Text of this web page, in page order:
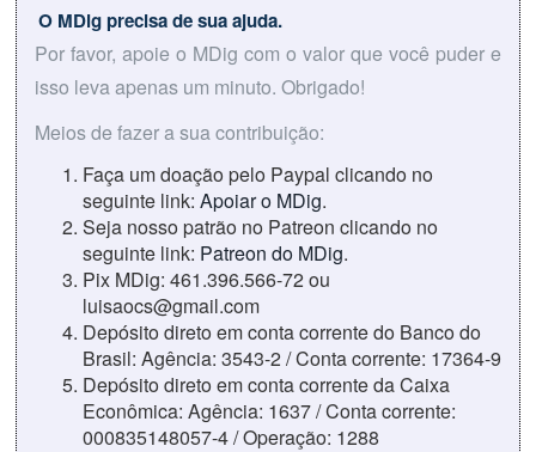
O MDig precisa de sua ajuda.
Por favor, apoie o MDig com o valor que você puder e
isso leva apenas um minuto. Obrigado!
Meios de fazer a sua contribuição:
Faça um doação pelo Paypal clicando no
seguinte link: Apoiar o MDig.
Seja nosso patrão no Patreon clicando no
seguinte link: Patreon do MDig.
Pix MDig: 461.396.566-72 ou
luisaocs@gmail.com
Depósito direto em conta corrente do Banco do
Brasil: Agência: 3543-2 / Conta corrente: 17364-9
Depósito direto em conta corrente da Caixa
Econômica: Agência: 1637 / Conta corrente:
000835148057-4 / Operação: 1288